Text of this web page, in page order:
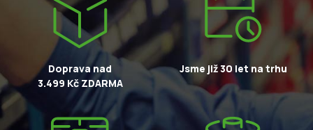
Doprava nad
3.499 Kč ZDARMA
Jsme již 30 let na trhu